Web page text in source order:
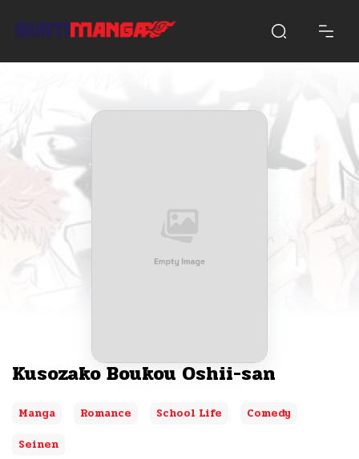
Kusozako Boukou Oshii-san
Manga Romance School Life
Comedy
Seinen